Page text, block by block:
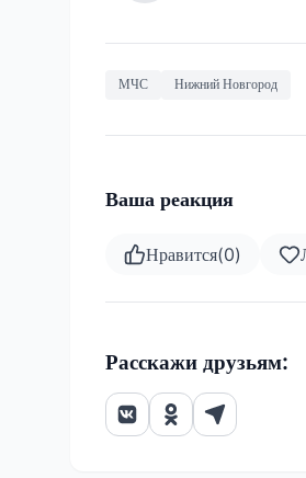
МЧС Нижний Новгород
Ваша реакция
Нравится(0)
Расскажи друзьям: